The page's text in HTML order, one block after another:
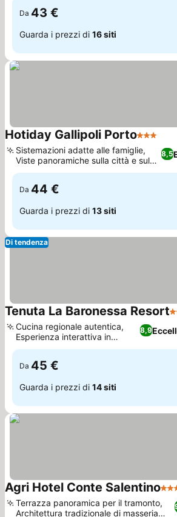
Da 43 €
Guarda i prezzi di 16 siti
Hotiday Gallipoli Porto3 Stelle
8,5
Sistemazioni adatte alle famiglie,
Viste panoramiche sulla città e sul
mare
Da 44 €
Guarda i prezzi di 13 siti
Di tendenza
Tenuta La Baronessa Resort4
8,9
Cucina regionale autentica,
Esperienza interattiva in
fattoria
Da 45 €
Guarda i prezzi di 14 siti
Agri Hotel Conte Salentino3
Terrazza panoramica per il tramonto,
Architettura tradizionale di masseria